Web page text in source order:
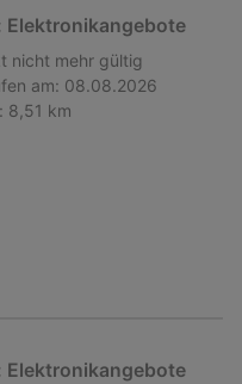
Elektronikangebote
nicht mehr gültig
am: 08.08.2026
8,51 km
Elektronikangebote